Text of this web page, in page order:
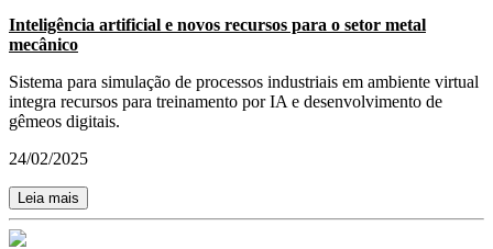
Inteligência artificial e novos recursos para o setor metal
mecânico
Sistema para simulação de processos industriais em ambiente virtual
integra recursos para treinamento por IA e desenvolvimento de
gêmeos digitais.
24/02/2025
Leia mais